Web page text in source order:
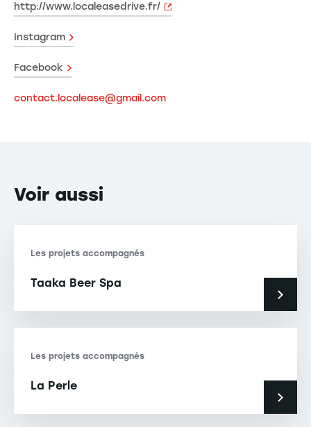
http://www.localeasedrive.fr/
Instagram
Facebook
contact.localease@gmail.com
Voir aussi
Les projets accompagnés
Taaka Beer Spa
Les projets accompagnés
La Perle